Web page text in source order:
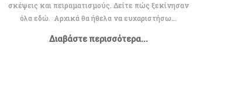
σκέψεις και πειραματισμούς. Δείτε πώς ξεκίνησαν
όλα εδώ. Αρχικά θα ήθελα να ευχαριστήσω...
Διαβάστε περισσότερα...